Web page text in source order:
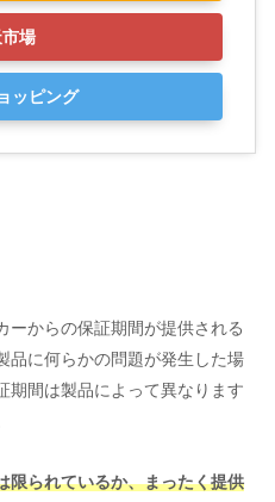
場
ッピング
ーからの保証期間が提供される
品に何らかの問題が発生した場
期間は製品によって異なります
限られているか、まったく提供